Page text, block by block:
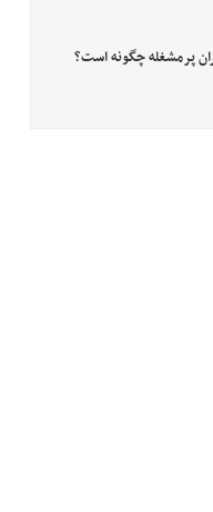
پرمشغله چگونه است؟